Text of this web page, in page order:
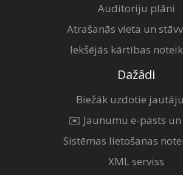
Auditoriju plāni
Atrašanās vieta un
Iekšējās kārtības
Dažādi
Biežāk uzdotie
✉️ Jaunumu e-pasts un
Sistēmas lietošanas
XML serviss